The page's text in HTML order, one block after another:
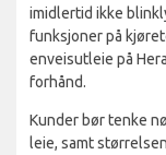
imidlertid ikke
funksjoner på
enveisutleie på
forhånd.
Kunder bør tenke
leie, samt